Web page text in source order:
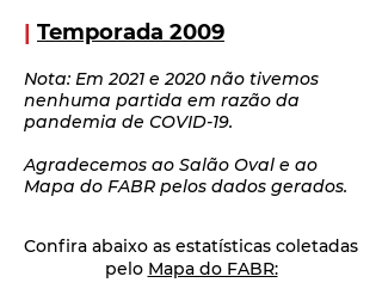
| Temporada 2009
Nota: Em 2021 e 2020 não tivemos
nenhuma partida em razão da
pandemia de COVID-19.
Agradecemos ao Salão Oval e ao
Mapa do FABR pelos dados gerados.
Confira abaixo as estatísticas coletadas
pelo Mapa do FABR: